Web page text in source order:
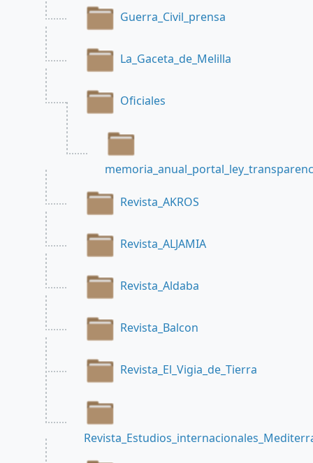
Guerra_Civil_prensa
La_Gaceta_de_Melilla
Oficiales
Revista_AKROS
Revista_ALJAMIA
Revista_Aldaba
Revista_Balcon
Revista_El_Vigia_de_Tierra